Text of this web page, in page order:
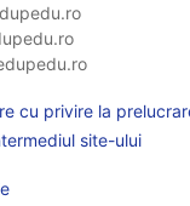
cu privire la
site-ului